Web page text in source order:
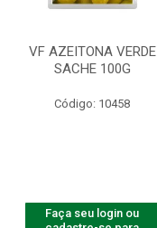
VF AZEITONA VERDE
SACHE 100G
Código: 10458
Faça seu login ou